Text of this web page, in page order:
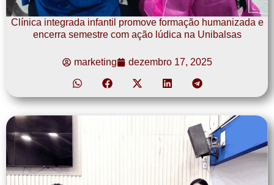
Clínica integrada infantil promove formação humanizada e
encerra semestre com ação lúdica na Unibalsas
marketing dezembro 17, 2025